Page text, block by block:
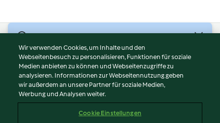
Nutzungsbedingungen
Datenschutzrichtlinien
Disclaimer
Impressum
Wir verwenden Cookies, um Inhalte und den
Webseitenbesuch zu personalisieren, Funktionen für soziale
Medien anbieten zu können und Webseitenzugriffe zu
analysieren. Informationen zur Webseitennutzung geben
wir außerdem an unsere Partner für soziale Medien,
Werbung und Analysen weiter.
Cookie Einstellungen